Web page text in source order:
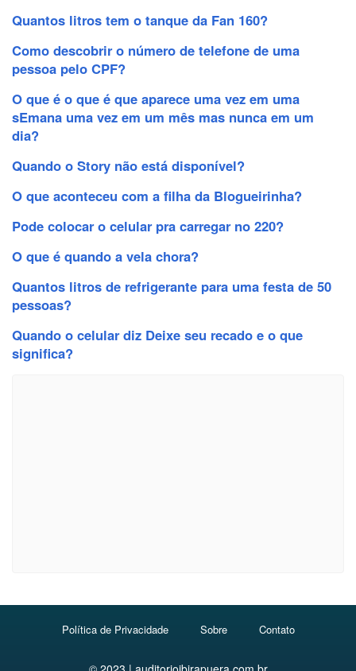
Quantos litros tem o tanque da Fan 160?
Como descobrir o número de telefone de uma
pessoa pelo CPF?
O que é o que é que aparece uma vez em uma
sEmana uma vez em um mês mas nunca em um
dia?
Quando o Story não está disponível?
O que aconteceu com a filha da Blogueirinha?
Pode colocar o celular pra carregar no 220?
O que é quando a vela chora?
Quantos litros de refrigerante para uma festa de 50
pessoas?
Quando o celular diz Deixe seu recado e o que
significa?
Política de Privacidade Sobre Contato